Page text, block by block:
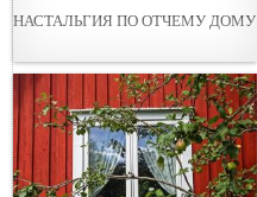
НАСТАЛЬГИЯ ПО ОТЧЕМУ ДОМУ